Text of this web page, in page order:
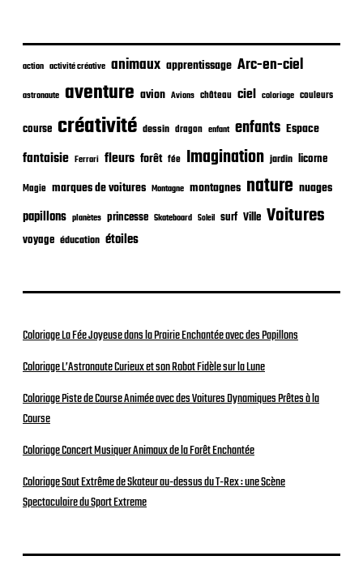
l
i
a
i
n
action activité créative animaux apprentissage Arc-en-ciel
astronaute aventure avion Avions château ciel coloriage couleurs
course créativité dessin dragon enfant enfants Espace
fantaisie Ferrari fleurs forêt fée Imagination jardin licorne
Magie marques de voitures Montagne montagnes nature nuages
papillons planètes princesse Skateboard Soleil surf Ville Voitures
voyage éducation étoiles
Coloriage La Fée Joyeuse dans la Prairie Enchantée avec des Papillons
Coloriage L’Astronaute Curieux et son Robot Fidèle sur la Lune
Coloriage Piste de Course Animée avec des Voitures Dynamiques Prêtes à la
Course
Coloriage Concert Musiquer Animaux de la Forêt Enchantée
Coloriage Saut Extrême de Skateur au-dessus du T-Rex : une Scène
Spectaculaire du Sport Extreme